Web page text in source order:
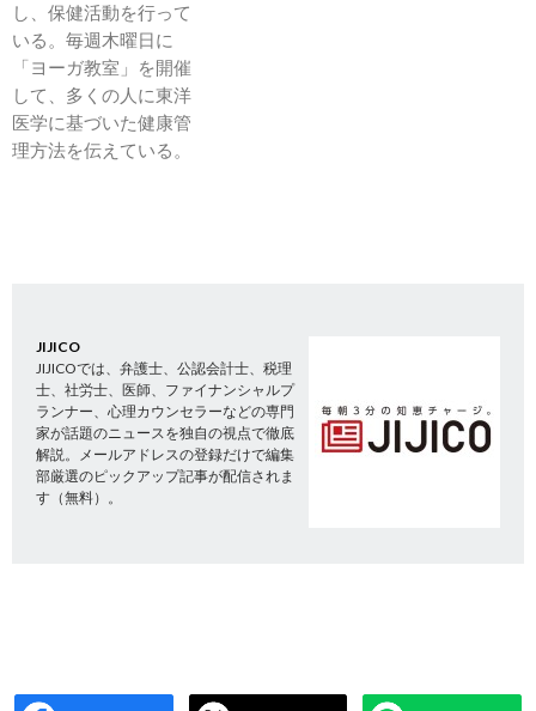
し、保健活動を行って
いる。毎週木曜日に
「ヨーガ教室」を開催
して、多くの人に東洋
医学に基づいた健康管
理方法を伝えている。
JIJICO
JIJICOでは、弁護士、公認会計士、税理
士、社労士、医師、ファイナンシャルプ
ランナー、心理カウンセラーなどの専門
家が話題のニュースを独自の視点で徹底
解説。メールアドレスの登録だけで編集
部厳選のピックアップ記事が配信されま
す（無料）。